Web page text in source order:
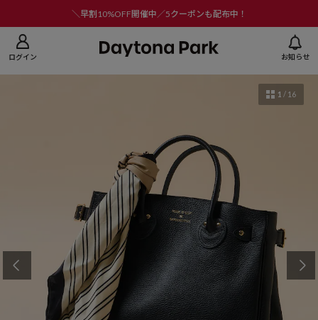
＼早割10%OFF開催中／5クーポンも配布中！
ログイン お知らせ
1 / 16